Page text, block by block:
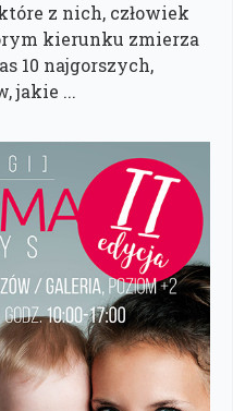
z nich, człowiek
kierunku zmierza
10 najgorszych,
jakie ...